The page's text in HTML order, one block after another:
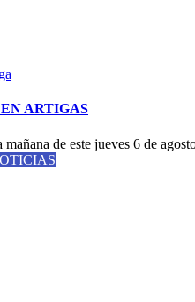
ARTIGAS
de este jueves 6 de